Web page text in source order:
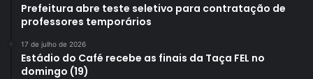
Prefeitura abre teste seletivo para contratação de
professores temporários
17 de julho de 2026
Estádio do Café recebe as finais da Taça FEL no
domingo (19)